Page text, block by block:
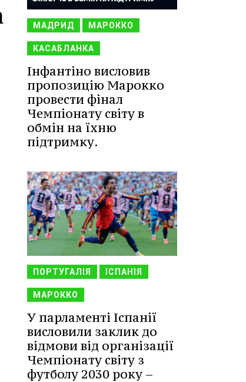
МАДРИД МАРОККО
КАСАБЛАНКА
Інфантіно висловив
пропозицію Марокко
провести фінал
Чемпіонату світу в
обмін на їхню
підтримку.
ПОРТУГАЛІЯ ІСПАНІЯ
МАРОККО
У парламенті Іспанії
висловили заклик до
відмови від організації
Чемпіонату світу з
футболу 2030 року –